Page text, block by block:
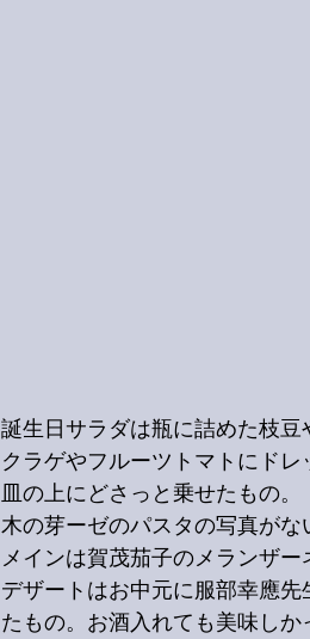
誕生日サラダは瓶に詰めた枝
クラゲやフルーツトマトにド
皿の上にどさっと乗せたもの。
木の芽ーゼのパスタの写真がな
メインは賀茂茄子のメランザー
デザートはお中元に服部幸應
たもの。お酒入れても美味しか